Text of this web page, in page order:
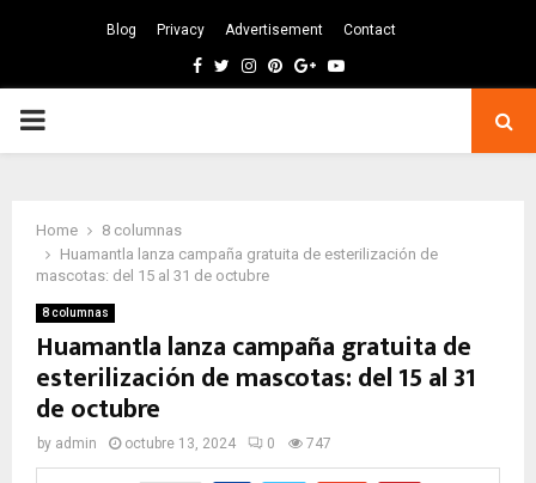
Blog Privacy Advertisement Contact
Facebook
TwitterInstagram
Pinterest
GoogleYoutube
PRIMARY
Home
8 columnas
Huamantla lanza campaña gratuita de esterilización de
mascotas: del 15 al 31 de octubre
8 columnas
Huamantla lanza campaña gratuita de
esterilización de mascotas: del 15 al 31
de octubre
by admin octubre 13, 2024 0 747